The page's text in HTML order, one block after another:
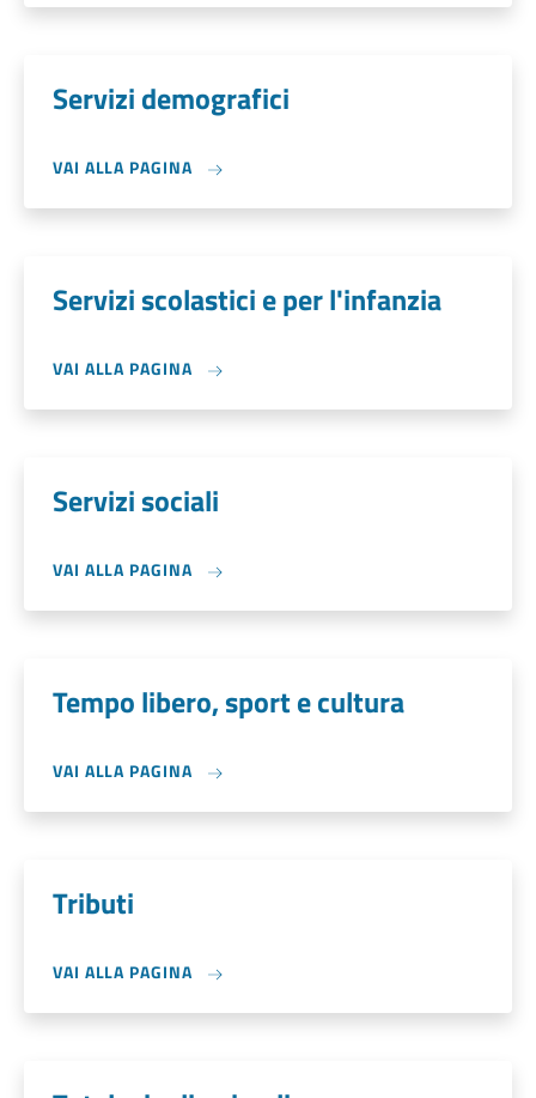
Servizi demografici
VAI ALLA PAGINA
Servizi scolastici e per l'infanzia
VAI ALLA PAGINA
Servizi sociali
VAI ALLA PAGINA
Tempo libero, sport e cultura
VAI ALLA PAGINA
Tributi
VAI ALLA PAGINA